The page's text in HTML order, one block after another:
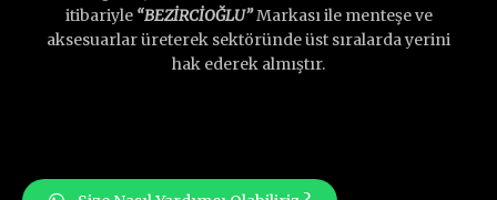
itibariyle “BEZİRCİOĞLU”Markası ile menteşe ve
aksesuarlar üreterek sektöründe üst sıralarda yerini
hak ederek almıştır.